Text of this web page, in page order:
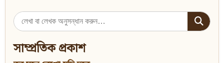
Search
for:
সাম্প্রতিক প্রকাশ